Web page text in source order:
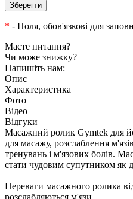
* - Поля, обов'язкові для
Маєте питання?
Чи може знижку?
Напишіть нам:
Опис
Характеристика
Фото
Відео
Відгуки
Масажний ролик Gymtek для
для масажу, розслаблення
тренувань і м'язових болів.
стати чудовим супутником як
Переваги масажного ролика
розслабляються м'язи